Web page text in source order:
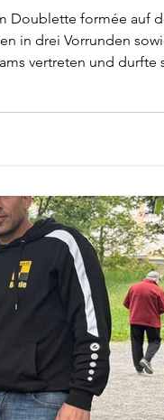
Doublette formée auf
in drei Vorrunden
vertreten und durfte